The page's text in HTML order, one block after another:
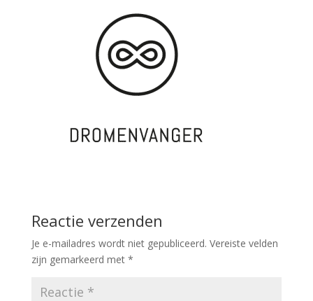
Reactie verzenden
Je e-mailadres wordt niet gepubliceerd. Vereiste velden
zijn gemarkeerd met *